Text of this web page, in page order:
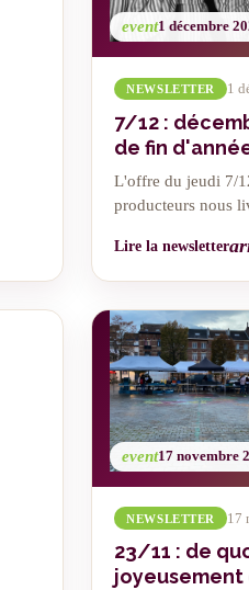
event1 décembre
NEWSLETTER 1
7/12 :
de fin
L'offre du jeudi 7/
producteurs nous
Lire la newsletter
event17 novembre
NEWSLETTER 17
23/11 : de
joyeusement